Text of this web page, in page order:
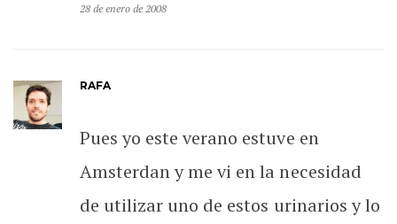
28 de enero de 2008
RAFA
Pues yo este verano estuve en
Amsterdan y me vi en la necesidad
de utilizar uno de estos urinarios y lo